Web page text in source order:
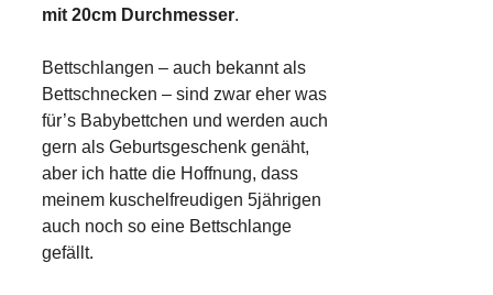
mit 20cm Durchmesser.
Bettschlangen – auch bekannt als
Bettschnecken – sind zwar eher was
für’s Babybettchen und werden auch
gern als Geburtsgeschenk genäht,
aber ich hatte die Hoffnung, dass
meinem kuschelfreudigen 5jährigen
auch noch so eine Bettschlange
gefällt.